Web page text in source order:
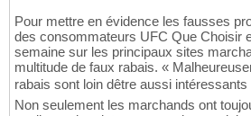
Pour mettre en évidence les fausses
des consommateurs UFC Que Choisir
semaine sur les principaux sites
multitude de faux rabais. «
rabais sont loin dêtre aussi intéressants
Non seulement les marchands ont